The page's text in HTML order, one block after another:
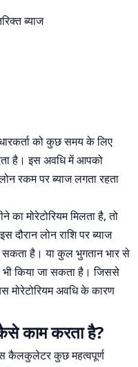
ब्याज
को कुछ समय के लिए
है। इस अवधि में आपको
रकम पर ब्याज लगता रहता
का मोरेटोरियम मिलता है, तो
लोन राशि पर ब्याज
है। या कुल भुगतान भार से
भी किया जा सकता है। जिससे
अवधि के कारण
काम करता है?
कैलकुलेटर कुछ महत्वपूर्ण